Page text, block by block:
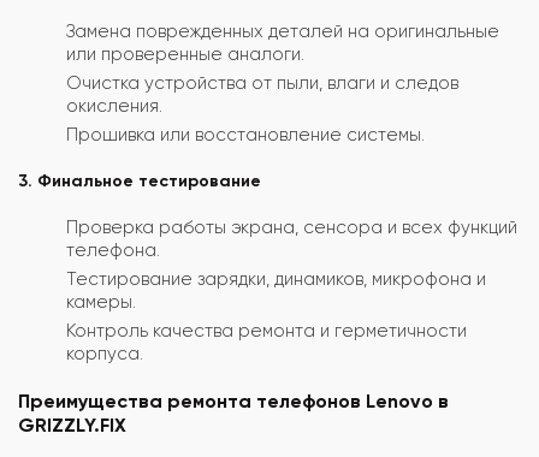
Замена поврежденных деталей на оригинальные
или проверенные аналоги.
Очистка устройства от пыли, влаги и следов
окисления.
Прошивка или восстановление системы.
3. Финальное тестирование
Проверка работы экрана, сенсора и всех функций
телефона.
Тестирование зарядки, динамиков, микрофона и
камеры.
Контроль качества ремонта и герметичности
корпуса.
Преимущества ремонта телефонов Lenovo в
GRIZZLY.FIX